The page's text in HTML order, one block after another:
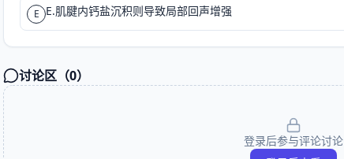
E E.肌腱内钙盐沉积则导致局部回声增强
讨论区（0）
登录后参与评论讨论